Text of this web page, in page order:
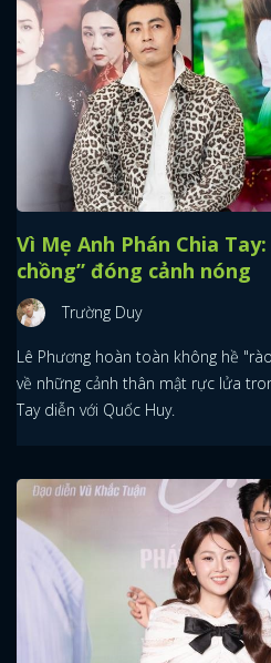
Vì Mẹ Anh Phán Chia
chồng” đóng cảnh nóng
Trường Duy
Lê Phương hoàn toàn không hề
về những cảnh thân mật rực lửa
Tay diễn với Quốc Huy.